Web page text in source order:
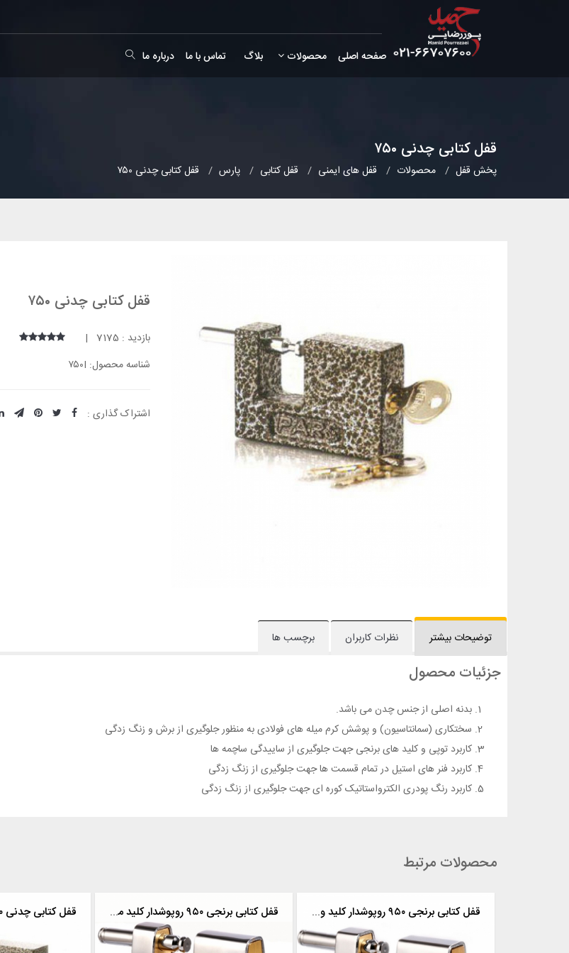
صفحه اصلی محصولات بلاگ تماس با ما درباره ما
قفل کتابی چدنی ۷۵۰
پخش قفل محصولات قفل های ایمنی قفل کتابی پارس قفل کتابی چدنی ۷۵۰
قفل کتابی چدنی ۷۵۰
بازدید : 7175 |
شناسه محصول: ۷۵۰I
اشتراک گذاری :
توضیحات بیشتر نظرات کاربران برچسب ها
جزئیات محصول
بدنه اصلی از جنس چدن می باشد.
سختکاری (سمانتاسیون) و پوشش کرم میله های فولادی به منظور جلوگیری از برش و زنگ زدگی
کاربرد توپی و کلید های برنجی جهت جلوگیری از ساییدگی ساچمه ها
کاربرد فنر های استیل در تمام قسمت ها جهت جلوگیری از زنگ زدگی
کاربرد رنگ پودری الکترواستاتیک کوره ای جهت جلوگیری از زنگ زدگی
محصولات مرتبط
قفل کتابی چدنی ۹۵۰ قفل کتابی برنجی ۹۵۰ روپوشدار کلید معمولی قفل کتابی برنجی ۹۵۰ روپوشدار کلید ویژه